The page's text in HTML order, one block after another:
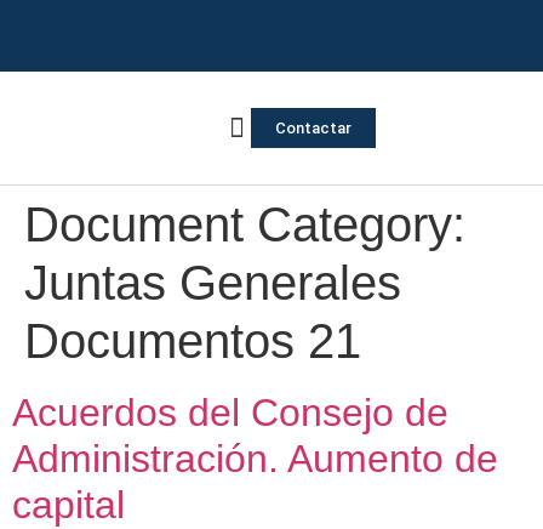
Contactar
Document Category:
Juntas Generales
Documentos 21
Acuerdos del Consejo de
Administración. Aumento de
capital